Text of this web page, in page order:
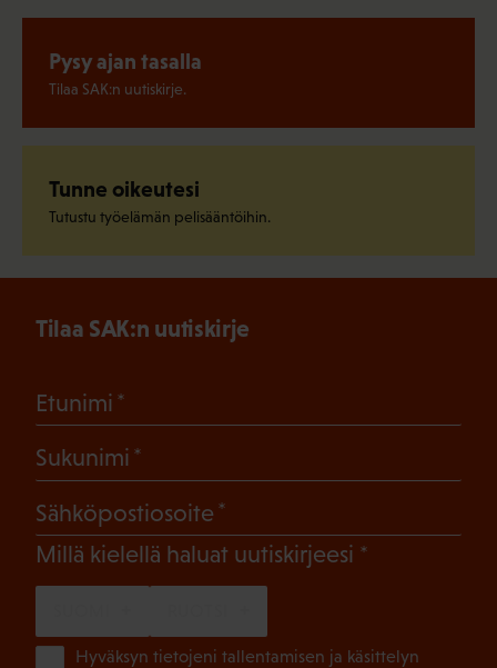
Pysy ajan tasalla
Tilaa SAK:n uutiskirje.
Tunne oikeutesi
Tutustu työelämän pelisääntöihin.
Tilaa SAK:n uutiskirje
Etunimi
Sukunimi
Sähköpostiosoite
Millä kielellä haluat uutiskirjeesi (Pakollinen)
Hyväksyn tietojeni tallentamisen ja käsittelyn